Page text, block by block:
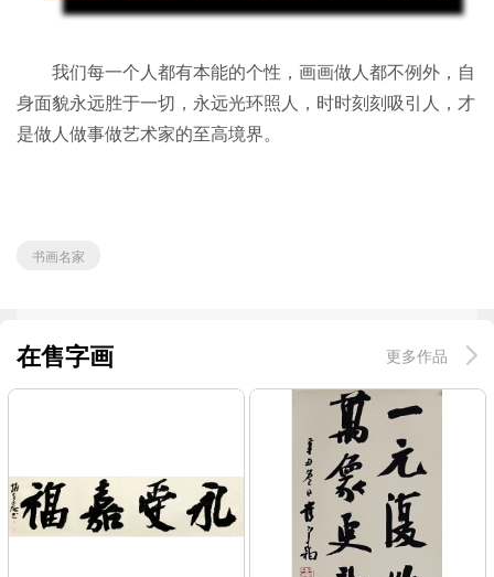
我们每一个人都有本能的个性，画画做人都不例外，自
身面貌永远胜于一切，永远光环照人，时时刻刻吸引人，才
是做人做事做艺术家的至高境界。
书画名家
在售字画 更多作品